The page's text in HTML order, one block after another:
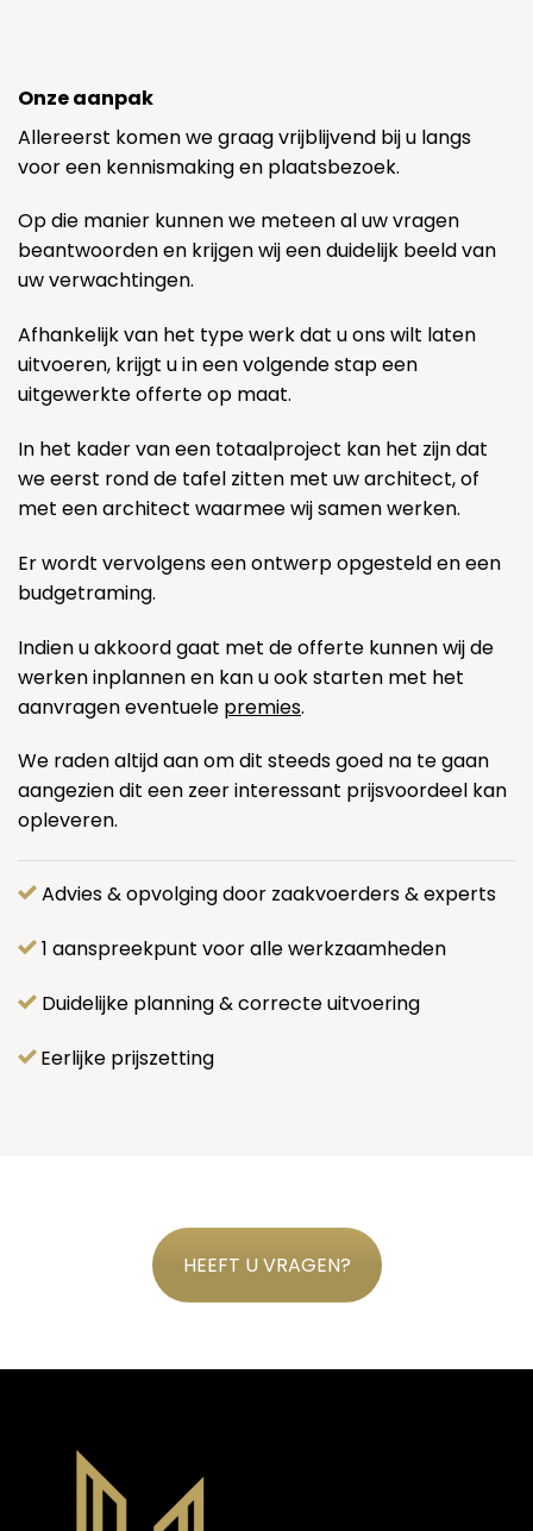
Onze aanpak
Allereerst komen we graag vrijblijvend bij u langs
voor een kennismaking en plaatsbezoek.
Op die manier kunnen we meteen al uw vragen
beantwoorden en krijgen wij een duidelijk beeld van
uw verwachtingen.
Afhankelijk van het type werk dat u ons wilt laten
uitvoeren, krijgt u in een volgende stap een
uitgewerkte offerte op maat.
In het kader van een totaalproject kan het zijn dat
we eerst rond de tafel zitten met uw architect, of
met een architect waarmee wij samen werken.
Er wordt vervolgens een ontwerp opgesteld en een
budgetraming.
Indien u akkoord gaat met de offerte kunnen wij de
werken inplannen en kan u ook starten met het
aanvragen eventuele premies.
We raden altijd aan om dit steeds goed na te gaan
aangezien dit een zeer interessant prijsvoordeel kan
opleveren.
Advies & opvolging door zaakvoerders & experts
1 aanspreekpunt voor alle werkzaamheden
Duidelijke planning & correcte uitvoering
Eerlijke prijszetting
HEEFT U VRAGEN?